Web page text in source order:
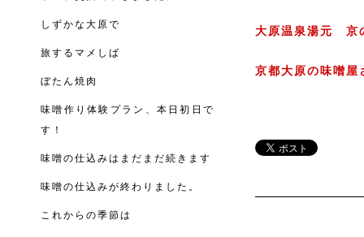
しずかな大原で
旅するマメしば
ぼたん焼肉
味噌作り体験プラン、本日初日で
す！
味噌の仕込みはまだまだ続きます
味噌の仕込みが終わりました。
これからの季節は
大原温泉湯元 京
京都大原の味噌